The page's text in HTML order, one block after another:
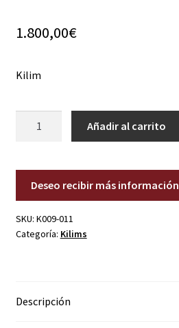
1.800,00€
Kilim
Añadir al carrito
Deseo recibir más información
SKU: K009-011
Categoría: Kilims
Descripción